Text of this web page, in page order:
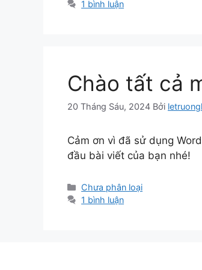
mục
1 bình luận
Chào tất cả
20 Tháng Sáu, 2024 Bởi
Cảm ơn vì đã sử dụng
đầu bài viết của bạn nhé!
Danh
mục
Chưa phân loại
1 bình luận